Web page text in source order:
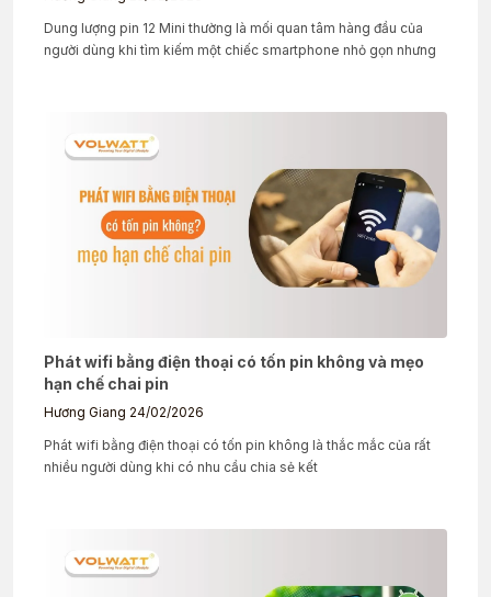
Dung lượng pin 12 Mini thường là mối quan tâm hàng đầu của
người dùng khi tìm kiếm một chiếc smartphone nhỏ gọn nhưng
Phát wifi bằng điện thoại có tốn pin không và mẹo
hạn chế chai pin
Hương Giang 24/02/2026
Phát wifi bằng điện thoại có tốn pin không là thắc mắc của rất
nhiều người dùng khi có nhu cầu chia sẻ kết